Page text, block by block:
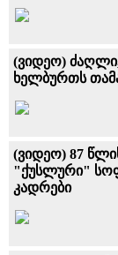
(ვიდეო)
ხელბურთს
(ვიდეო) 87
"ქუსლური"
კადრები